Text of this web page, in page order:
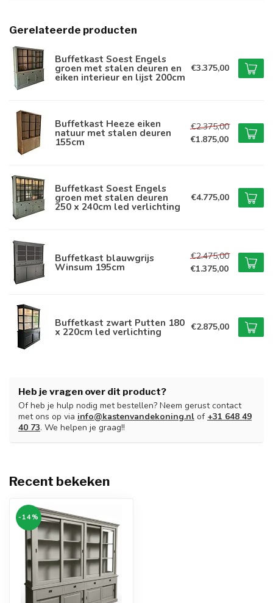
Gerelateerde producten
Buffetkast Soest Engels
groen met stalen deuren en
eiken interieur en lijst 200cm
€3.375,00
Buffetkast Heeze eiken
natuur met stalen deuren
155cm
€2.375,00
€1.875,00
Buffetkast Soest Engels
groen met stalen deuren
250 x 240cm led verlichting
€4.775,00
Buffetkast blauwgrijs
Winsum 195cm
€2.475,00
€1.375,00
Buffetkast zwart Putten 180
x 220cm led verlichting €2.875,00
Heb je vragen over dit product?
Of heb je hulp nodig met bestellen? Neem gerust contact
met ons op via info@kastenvandekoning.nl of +31 648 49
40 73. We helpen je graag!!
Recent bekeken
-14%